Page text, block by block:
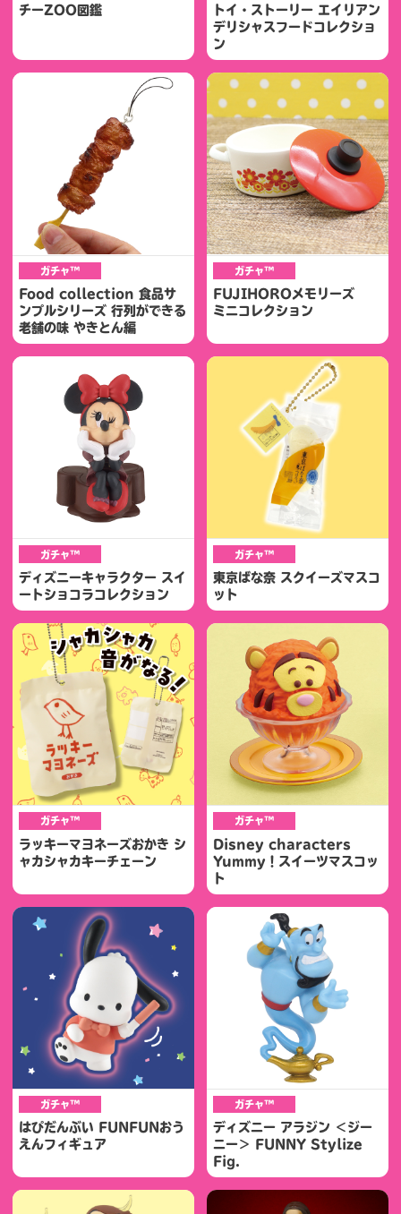
チーZOO図鑑
トイ・ストーリー エイリアン
デリシャスフードコレクショ
ン
ガチャ™
Food collection 食品サ
ンプルシリーズ 行列ができる
老舗の味 やきとん編
ガチャ™
FUJIHOROメモリーズ
ミニコレクション
ガチャ™
ディズニーキャラクター スイ
ートショコラコレクション
ガチャ™
東京ばな奈 スクイーズマスコ
ット
ガチャ™
ラッキーマヨネーズおかき シ
ャカシャカキーチェーン
ガチャ™
Disney characters
Yummy！スイーツマスコッ
ト
ガチャ™
はぴだんぶい FUNFUNおう
えんフィギュア
ガチャ™
ディズニー アラジン ＜ジー
ニー＞ FUNNY Stylize
Fig.